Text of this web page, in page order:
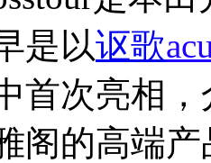
是以讴歌
首次亮相
阁的高端